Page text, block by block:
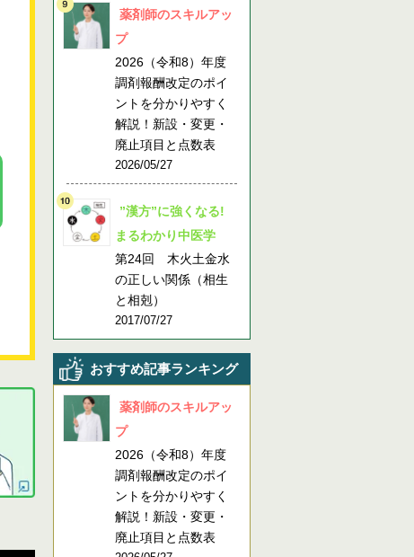
薬剤師のスキルアッ
プ
2026（令和8）年度
調剤報酬改定のポイ
ントを分かりやすく
解説！新設・変更・
廃止項目と点数表
2026/05/27
”漢方”に強くなる!
まるわかり中医学
第24回 木火土金水
の正しい関係（相生
と相剋）
2017/07/27
おすすめ記事ランキング
薬剤師のスキルアッ
プ
2026（令和8）年度
調剤報酬改定のポイ
ントを分かりやすく
解説！新設・変更・
廃止項目と点数表